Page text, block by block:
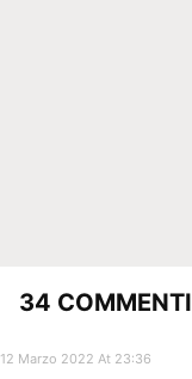
34 COMMENTI
12 Marzo 2022 At 23:36